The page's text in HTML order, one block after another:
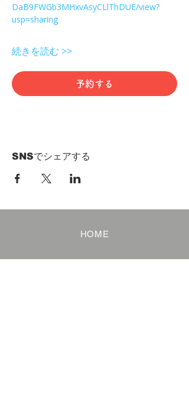
DaB9FWGb3MHxvAsyCLlThDUE/view?
usp=sharing
続きを読む >>
予約する
SNSでシェアする
HOME